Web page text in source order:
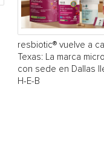
resbiotic® vuelve a
Texas: La marca
con sede en Dallas
H-E-B